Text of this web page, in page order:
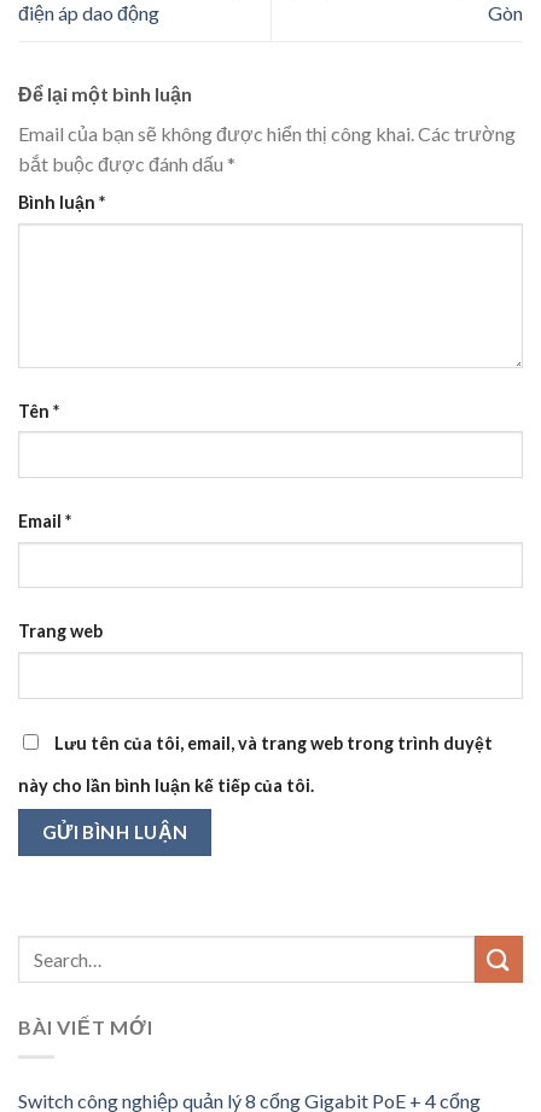
điện áp dao động
Gòn
Để lại một bình luận
Email của bạn sẽ không được hiển thị công khai.Các trường
bắt buộc được đánh dấu *
Bình luận *
Tên *
Email *
Trang web
Lưu tên của tôi, email, và trang web trong trình duyệt
này cho lần bình luận kế tiếp của tôi.
BÀI VIẾT MỚI
Switch công nghiệp quản lý 8 cổng Gigabit PoE + 4 cổng